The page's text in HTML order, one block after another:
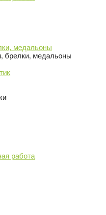
медальоны
брелки, медальоны
работа